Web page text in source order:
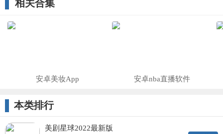
免费ios
相关合集
安卓美妆App 安卓nba直播软件
本类排行
美剧星球2022最新版